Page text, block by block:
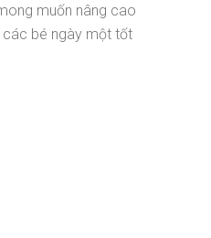
muốn nâng cao
bé ngày một tốt